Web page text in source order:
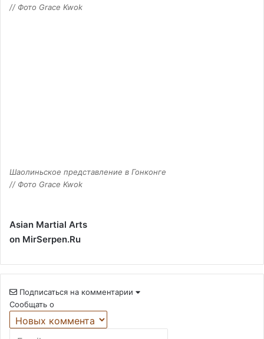
// Фото Grace Kwok
Шаолиньское представление в Гонконге
// Фото Grace Kwok
Asian Martial Arts
on MirSerpen.Ru
Подписаться на комментарии
Сообщать о